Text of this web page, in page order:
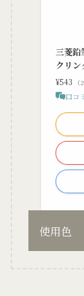
三菱鉛
クリ
¥543
口コ
使用色